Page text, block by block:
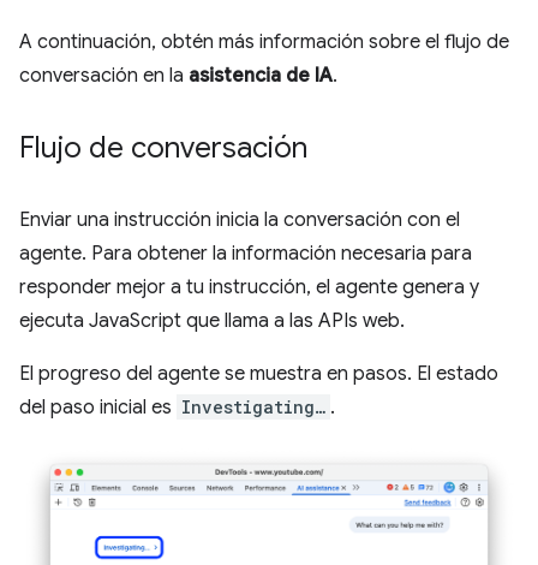
A continuación, obtén más información sobre el flujo de
conversación en la asistencia de IA.
Flujo de conversación
Enviar una instrucción inicia la conversación con el
agente. Para obtener la información necesaria para
responder mejor a tu instrucción, el agente genera y
ejecuta JavaScript que llama a las APIs web.
El progreso del agente se muestra en pasos. El estado
del paso inicial es Investigating… .